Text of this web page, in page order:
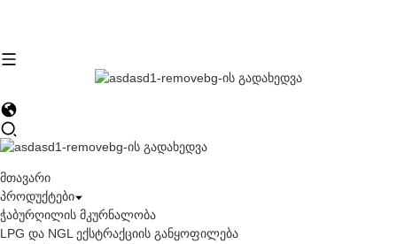
მთავარი
პროდუქტები
ჭაბურღილის მკურნალობა
LPG და NGL ექსტრაქციის განყოფილება